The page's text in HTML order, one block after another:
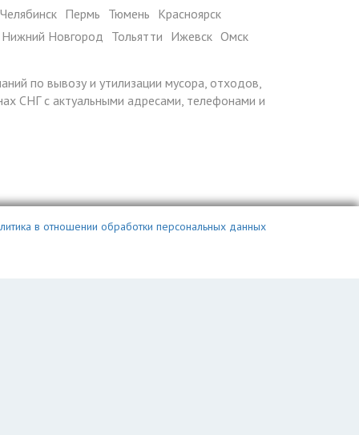
Челябинск Пермь Тюмень Красноярск
Нижний Новгород Тольятти Ижевск Омск
по вывозу и утилизации мусора, отходов,
СНГ с актуальными адресами, телефонами и
в отношении обработки персональных данных